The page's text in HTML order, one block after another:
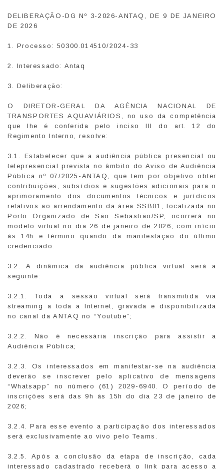
DELIBERAÇÃO-DG Nº 3-2026-ANTAQ, DE 9 DE JANEIRO
DE 2026
1. Processo: 50300.014510/2024-33
2. Interessado: Antaq
3. Deliberação:
O DIRETOR-GERAL DA AGÊNCIA NACIONAL DE
TRANSPORTES AQUAVIÁRIOS, no uso da competência
que lhe é conferida pelo inciso III do art. 12 do
Regimento Interno, resolve:
3.1. Estabelecer que a audiência pública presencial ou
telepresencial prevista no âmbito do Aviso de Audiência
Pública nº 07/2025-ANTAQ, que tem por objetivo obter
contribuições, subsídios e sugestões adicionais para o
aprimoramento dos documentos técnicos e jurídicos
relativos ao arrendamento da área SSB01, localizada no
Porto Organizado de São Sebastião/SP, ocorrerá no
modelo virtual no dia 26 de janeiro de 2026, com início
às 14h e término quando da manifestação do último
credenciado.
3.2. A dinâmica da audiência pública virtual será a
seguinte:
3.2.1. Toda a sessão virtual será transmitida via
streaming a toda a Internet, gravada e disponibilizada
no canal da ANTAQ no “Youtube”;
3.2.2. Não é necessária inscrição para assistir a
Audiência Pública;
3.2.3. Os interessados em manifestar-se na audiência
deverão se inscrever pelo aplicativo de mensagens
“Whatsapp” no número (61) 2029-6940. O período de
inscrições será das 9h às 15h do dia 23 de janeiro de
2026;
3.2.4. Para esse evento a participação dos interessados
será exclusivamente ao vivo pelo Teams.
3.2.5. Após a conclusão da etapa de inscrição, cada
interessado cadastrado receberá o link para acesso a